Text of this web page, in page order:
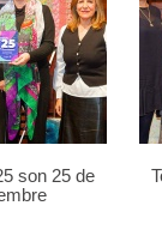
son 25 de